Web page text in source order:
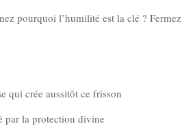
pourquoi l’humilité est la clé ?
qui crée aussitôt ce frisson
par la protection divine